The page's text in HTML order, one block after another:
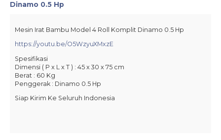
Dinamo 0.5 Hp
Mesin Irat Bambu Model 4 Roll Komplit Dinamo 0.5 Hp
https://youtu.be/O5WzyuXMxzE
Spesifikasi
Dimensi ( P x L x T ) : 45 x 30 x 75 cm
Berat : 60 Kg
Penggerak : Dinamo 0.5 Hp
Siap Kirim Ke Seluruh Indonesia